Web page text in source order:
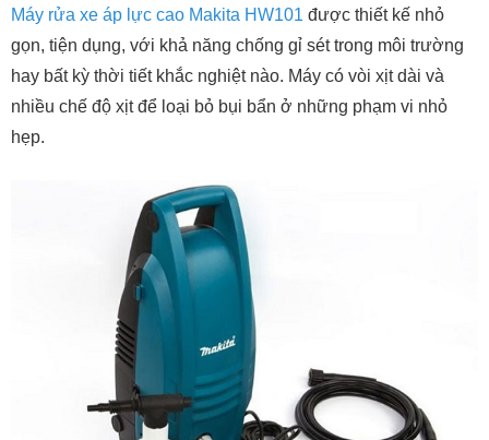
Máy rửa xe áp lực cao Makita HW101 được thiết kế nhỏ
gọn, tiện dụng, với khả năng chống gỉ sét trong môi trường
hay bất kỳ thời tiết khắc nghiệt nào. Máy có vòi xịt dài và
nhiều chế độ xịt để loại bỏ bụi bẩn ở những phạm vi nhỏ
hẹp.